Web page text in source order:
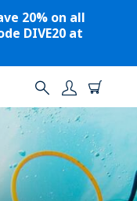
20% on all
DIVE20 at